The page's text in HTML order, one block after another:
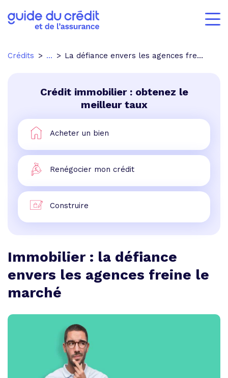
Crédits ... La défiance envers les agences freine le marché
Crédit immobilier : obtenez le
meilleur taux
Acheter un bien
Renégocier mon crédit
Construire
Immobilier : la défiance
envers les agences freine le
marché